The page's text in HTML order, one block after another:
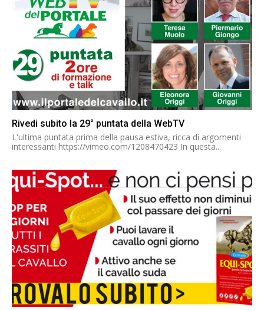
Rivedi subito la 29° puntata della WebTV
L'ultima puntata prima della pausa estiva, ricca di argomenti
interessanti https://vimeo.com/1208470423 In questa...